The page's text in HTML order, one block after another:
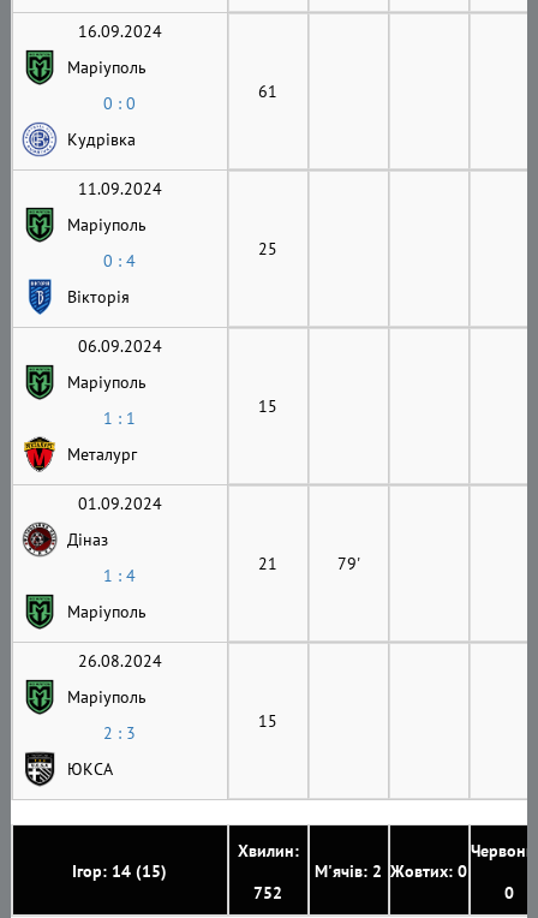
Ігор: 14 (15)
Хвилин:
752
М'ячів: 2 Жовтих: 0
0
16.09.2024
Маріуполь
0 : 0
Кудрівка
61
11.09.2024
Маріуполь
0 : 4
Вікторія
25
06.09.2024
Маріуполь
1 : 1
Металург
15
01.09.2024
Діназ
1 : 4
Маріуполь
21 79'
26.08.2024
Маріуполь
2 : 3
ЮКСА
15